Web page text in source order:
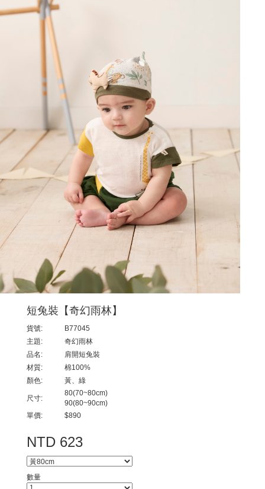
短兔裝【奇幻雨林】
貨號:
B77045
主題:
奇幻雨林
品名:
肩開短兔裝
材質:
棉100%
顏色:
黃、綠
尺寸:
80(70~80cm)
90(80~90cm)
單價:
$890
NTD 623
數量